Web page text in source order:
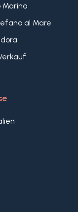
Marina
al Mare